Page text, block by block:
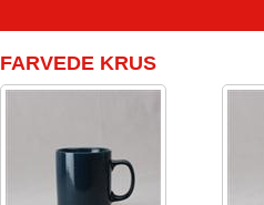
FARVEDE KRUS